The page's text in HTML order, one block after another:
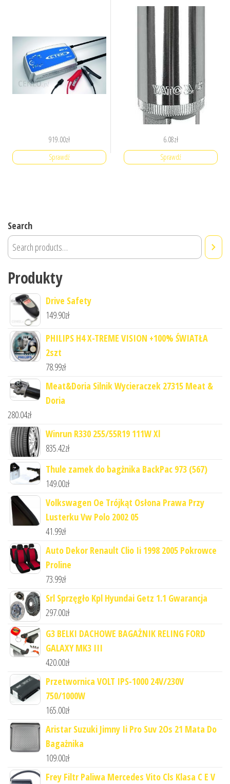
919.00zł
Sprawdź
6.08zł
Sprawdź
Search
Produkty
Drive Safety
149.90zł
PHILIPS H4 X-TREME VISION +100% ŚWIATŁA
2szt
78.99zł
Meat&Doria Silnik Wycieraczek 27315 Meat &
Doria
280.04zł
Winrun R330 255/55R19 111W Xl
835.42zł
Thule zamek do bagżnika BackPac 973 (567)
149.00zł
Volkswagen Oe Trójkąt Osłona Prawa Przy
Lusterku Vw Polo 2002 05
41.99zł
Auto Dekor Renault Clio Ii 1998 2005 Pokrowce
Proline
73.99zł
Srl Sprzęgło Kpl Hyundai Getz 1.1 Gwarancja
297.00zł
G3 BELKI DACHOWE BAGAŻNIK RELING FORD
GALAXY MK3 III
420.00zł
Przetwornica VOLT IPS-1000 24V/230V
750/1000W
165.00zł
Aristar Suzuki Jimny Ii Pro Suv 2Os 21 Mata Do
Bagażnika
109.00zł
Frey Filtr Paliwa Mercedes Vito Cls Klasa C E V